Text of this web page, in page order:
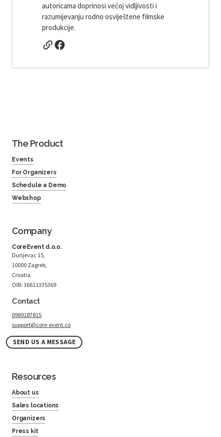
autoricama doprinosi većoj vidljivosti i
razumijevanju rodno osviještene filmske
produkcije.
The Product
Events
For Organizers
Schedule a Demo
Webshop
Company
CoreEvent d.o.o.
Dunjevac 15,
10000 Zagreb,
Croatia
OIB: 36611335369
Contact
0989187815
support@core-event.co
SEND US A MESSAGE
Resources
About us
Sales locations
Organizers
Press kit